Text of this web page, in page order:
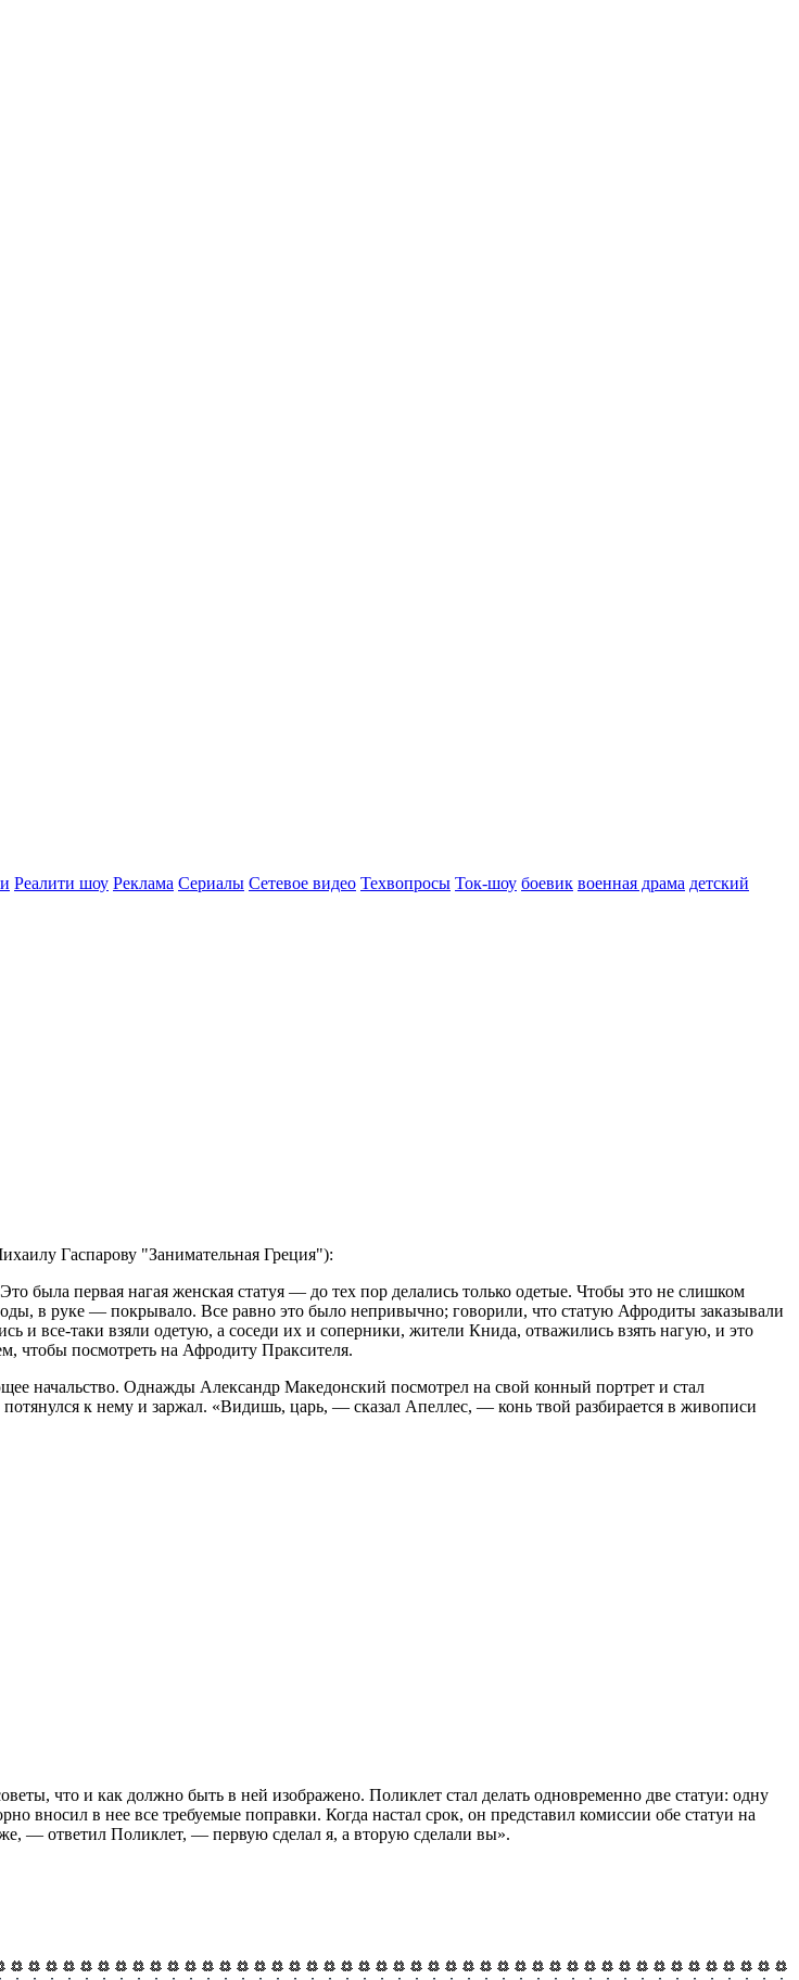
Реалити шоу Реклама Сериалы Сетевое видео Техвопросы Ток-шоу боевик военная драма детский
Гаспарову "Занимательная Греция"):
первая нагая женская статуя — до тех пор делались только одетые. Чтобы это не слишком
в руке — покрывало. Все равно это было непривычно; говорили, что статую Афродиты заказывали
и все-таки взяли одетую, а соседи их и соперники, жители Книда, отважились взять нагую, и это
чтобы посмотреть на Афродиту Праксителя.
начальство. Однажды Александр Македонский посмотрел на свой конный портрет и стал
к нему и заржал. «Видишь, царь, — сказал Апеллес, — конь твой разбирается в живописи
что и как должно быть в ней изображено. Поликлет стал делать одновременно две статуи: одну
вносил в нее все требуемые поправки. Когда настал срок, он представил комиссии обе статуи на
— ответил Поликлет, — первую сделал я, а вторую сделали вы».